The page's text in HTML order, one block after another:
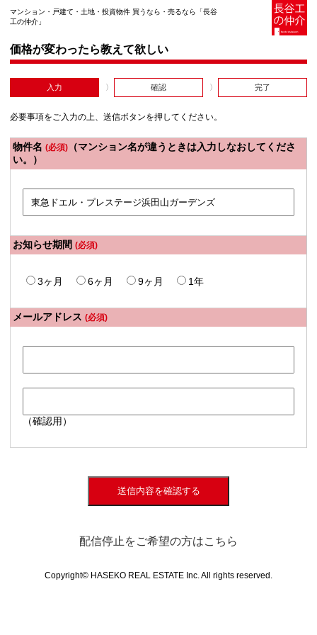
マンション・戸建て・土地・投資物件 買うなら・売るなら「長谷
工の仲介」
価格が変わったら教えて欲しい
入力 確認 完了
必要事項をご入力の上、送信ボタンを押してください。
物件名 (必須) （マンション名が違うときは入力しなおしてくださ
い。）
お知らせ期間 (必須)
3ヶ月 6ヶ月 9ヶ月 1年
メールアドレス (必須)
（確認用）
送信内容を確認する
配信停止をご希望の方はこちら
Copyright© HASEKO REAL ESTATE Inc. All rights reserved.